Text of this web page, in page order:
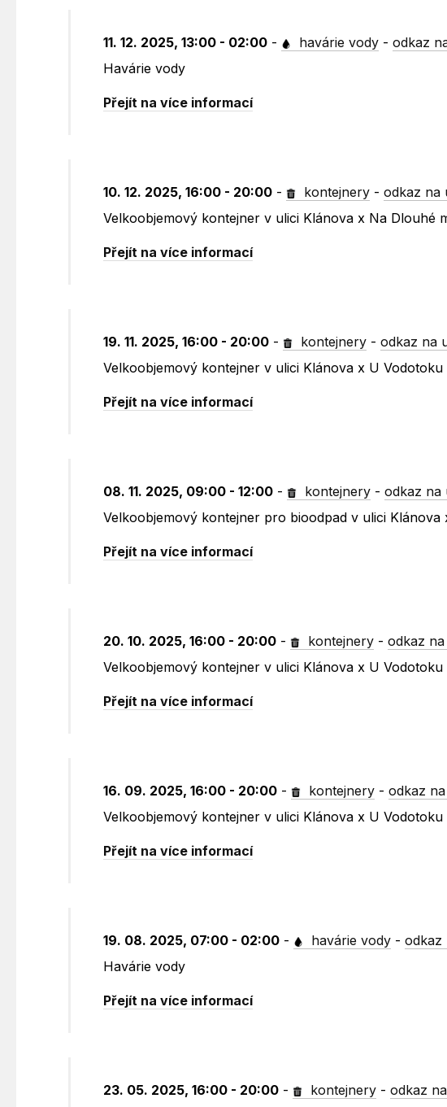
11. 12. 2025, 13:00 - 02:00 - havárie vody -odkaz
Havárie vody
Přejít na více informací
10. 12. 2025, 16:00 - 20:00 - kontejnery -odkaz na
Velkoobjemový kontejner v ulici Klánova x Na Dlouhé
Přejít na více informací
19. 11. 2025, 16:00 - 20:00 - kontejnery -odkaz na
Velkoobjemový kontejner v ulici Klánova x U Vodotoku
Přejít na více informací
08. 11. 2025, 09:00 - 12:00 - kontejnery -odkaz na
Velkoobjemový kontejner pro bioodpad v ulici Klánova
Přejít na více informací
20. 10. 2025, 16:00 - 20:00 - kontejnery -odkaz
Velkoobjemový kontejner v ulici Klánova x U Vodotoku
Přejít na více informací
16. 09. 2025, 16:00 - 20:00 - kontejnery -odkaz
Velkoobjemový kontejner v ulici Klánova x U Vodotoku
Přejít na více informací
19. 08. 2025, 07:00 - 02:00 - havárie vody -odkaz
Havárie vody
Přejít na více informací
23. 05. 2025, 16:00 - 20:00 - kontejnery -odkaz